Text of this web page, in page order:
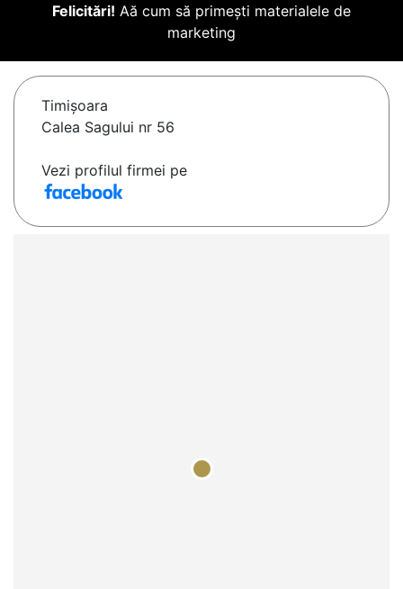
Felicitări! Aă cum să primești materialele de
marketing
Timişoara
Calea Sagului nr 56
Vezi profilul firmei pe